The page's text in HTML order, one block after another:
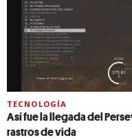
TECNOLOGÍA
Así fue la llegada del
rastros de vida